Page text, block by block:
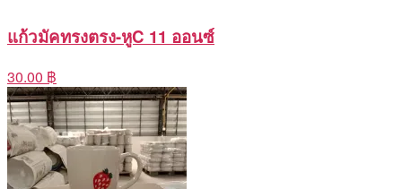
แก้วมัคทรงตรง-หูC 11 ออนซ์
30.00 ฿